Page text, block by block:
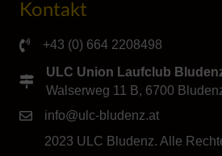
Kontakt
+43 (0) 664 2208498
ULC Union Laufclub
Walserweg 11 B, 6700
info@ulc-bludenz.at
2023 ULC Bludenz. Alle